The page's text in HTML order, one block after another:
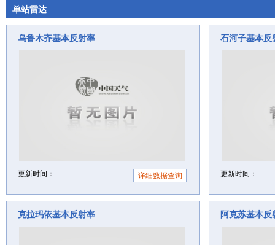
单站雷达
乌鲁木齐基本反射率
更新时间： 详细数据查询
石河子基本反
更新时间：
克拉玛依基本反射率 阿克苏基本反